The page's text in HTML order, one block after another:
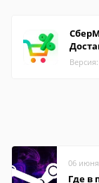
06
Где в